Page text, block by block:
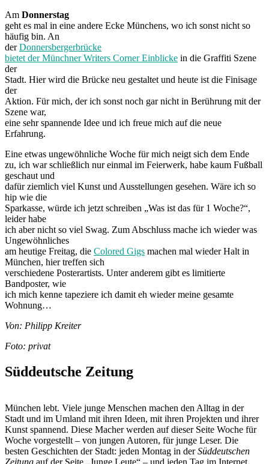
Am Donnerstag
geht es mal in eine andere Ecke Münchens, wo ich sonst nicht so
häufig bin. An
derDonnersbergerbrücke
bietet der Münchner Writers Corner Einblicke in die Graffiti Szene
der
Stadt. Hier wird die Brücke neu gestaltet und heute ist die Finisage
der
Aktion. Für mich, der ich sonst noch gar nicht in Berührung mit der
Szene war,
eine sehr spannende Idee und ich freue mich auf die neue
Erfahrung.
Eine etwas ungewöhnliche Woche für mich neigt sich dem Ende
zu, ich war schließlich nur einmal im Feierwerk, habe kaum Fußball
geschaut und
dafür ziemlich viel Kunst und Ausstellungen gesehen. Wäre ich so
hip wie die
Sparkasse, würde ich jetzt schreiben „Was ist das für 1 Woche?“,
leider habe
ich aber nicht so viel Swag. Zum Abschluss mache ich wieder was
Ungewöhnliches
am heutige Freitag, die Colored Gigs machen mal wieder Halt in
München, hier treffen sich
verschiedene Posterartists. Unter anderem gibt es limitierte
Bandposter, wie
ich mich kenne tapeziere ich damit eh wieder meine gesamte
Wohnung…
Von: Philipp Kreiter
Foto: privat
Süddeutsche Zeitung
München lebt. Viele junge Menschen machen den Alltag in der
Stadt und im Umland mit ihren Ideen, mit ihren Projekten und ihrer
Kunst spannend. Diese Macher werden auf dieser Seite Woche für
Woche vorgestellt – von jungen Autoren, für junge Leser. Die
besten Geschichten der Stadt: jeden Montag in derSüddeutschen
Zeitung auf der Seite „Junge Leute“ – und jeden Tag im Internet.